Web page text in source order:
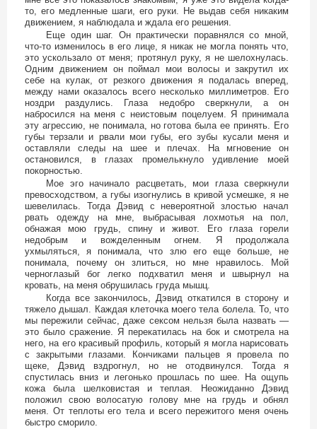
то, его медленные шаги, его руки. Не выдав себя никаким
движением, я наблюдала и ждала его решения.
Еще один шаг. Он практически поравнялся со мной,
что-то изменилось в его лице, я никак не могла понять что,
это ускользало от меня; протянул руку, я не шелохнулась.
Одним движением он поймал мои волосы и закрутил их
себе на кулак, от резкого движения я подалась вперед,
между нами оказалось всего несколько миллиметров. Его
ноздри раздулись. Глаза недобро сверкнули, а он
набросился на меня с неистовым поцелуем. Я принимала
эту агрессию, не понимала, но готова была ее принять. Его
губы терзали и рвали мои губы, его зубы кусали меня и
оставляли следы на шее и плечах. На мгновение он
остановился, в глазах промелькнуло удивление моей
покорностью.
Мое эго начинало расцветать, мои глаза сверкнули
превосходством, а губы изогнулись в кривой усмешке, я не
шевелилась. Тогда Дэвид с невероятной злостью начал
рвать одежду на мне, выбрасывая лохмотья на пол,
обнажая мою грудь, спину и живот. Его глаза горели
недобрым и вожделенным огнем. Я продолжала
ухмыляться, я понимала, что злю его еще больше, не
понимала, почему он злиться, но мне нравилось. Мой
черноглазый бог легко подхватил меня и швырнул на
кровать, на меня обрушилась груда мышц.
Когда все закончилось, Дэвид откатился в сторону и
тяжело дышал. Каждая клеточка моего тела болела. То, что
мы пережили сейчас, даже сексом нельзя была назвать —
это было сражение. Я перекатилась на бок и смотрела на
него, на его красивый профиль, который я могла нарисовать
с закрытыми глазами. Кончиками пальцев я провела по
щеке, Дэвид вздрогнул, но не отодвинулся. Тогда я
спустилась вниз и легонько прошлась по шее. На ощупь
кожа была шелковистая и теплая. Неожиданно Дэвид
положил свою волосатую голову мне на грудь и обнял
меня. От теплоты его тела и всего пережитого меня очень
быстро сморило.